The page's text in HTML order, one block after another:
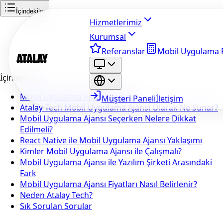
Hizmetlerimiz
Kurumsal
Referanslar
Mobil Uygulama
Müşteri Paneliİletişim
İçindekiler
İçindekiler
Mobil Uygulama Ajansı Nedir?
Atalay Tech Mobil Uygulama Ajansı Olarak Ne Sunar?
Mobil Uygulama Ajansı Seçerken Nelere Dikkat
Edilmeli?
React Native ile Mobil Uygulama Ajansı Yaklaşımı
Kimler Mobil Uygulama Ajansı ile Çalışmalı?
Mobil Uygulama Ajansı ile Yazılım Şirketi Arasındaki
Fark
Mobil Uygulama Ajansı Fiyatları Nasıl Belirlenir?
Neden Atalay Tech?
Sık Sorulan Sorular